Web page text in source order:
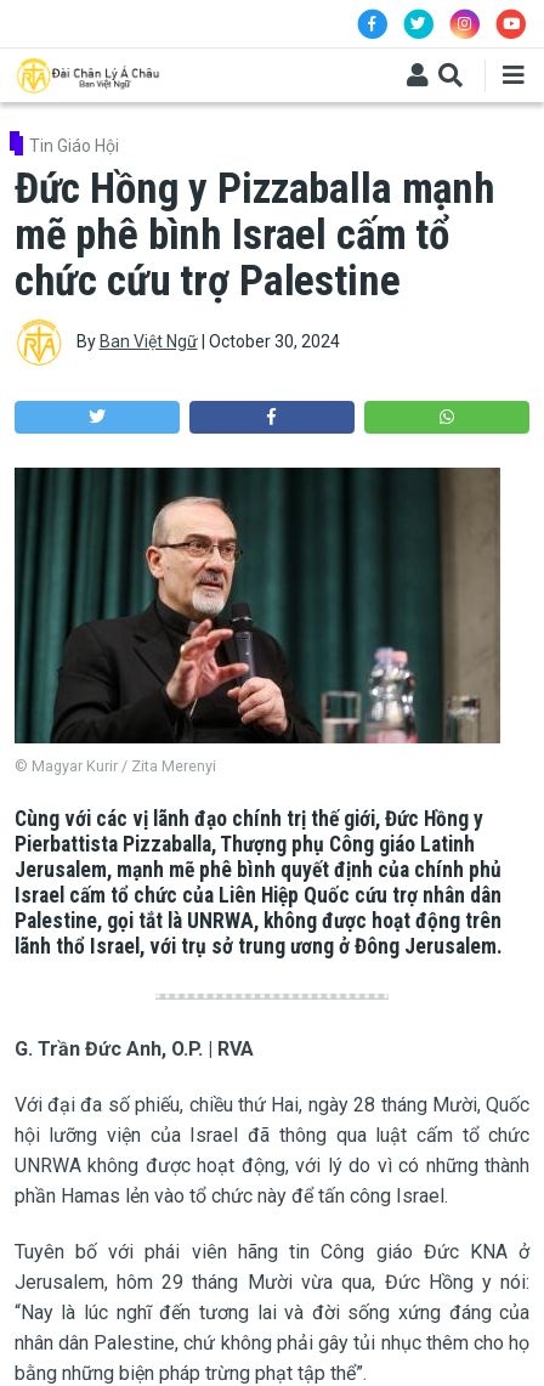
Tin Giáo Hội
Đức Hồng y Pizzaballa mạnh
mẽ phê bình Israel cấm tổ
chức cứu trợ Palestine
By Ban Việt Ngữ| October 30, 2024
© Magyar Kurir / Zita Merenyi
Cùng với các vị lãnh đạo chính trị thế giới, Đức Hồng y
Pierbattista Pizzaballa, Thượng phụ Công giáo Latinh
Jerusalem, mạnh mẽ phê bình quyết định của chính phủ
Israel cấm tổ chức của Liên Hiệp Quốc cứu trợ nhân dân
Palestine, gọi tắt là UNRWA, không được hoạt động trên
lãnh thổ Israel, với trụ sở trung ương ở Đông Jerusalem.
G. Trần Đức Anh, O.P. | RVA
Với đại đa số phiếu, chiều thứ Hai, ngày 28 tháng Mười, Quốc
hội lưỡng viện của Israel đã thông qua luật cấm tổ chức
UNRWA không được hoạt động, với lý do vì có những thành
phần Hamas lẻn vào tổ chức này để tấn công Israel.
Tuyên bố với phái viên hãng tin Công giáo Đức KNA ở
Jerusalem, hôm 29 tháng Mười vừa qua, Đức Hồng y nói:
“Nay là lúc nghĩ đến tương lai và đời sống xứng đáng của
nhân dân Palestine, chứ không phải gây tủi nhục thêm cho họ
bằng những biện pháp trừng phạt tập thể”.